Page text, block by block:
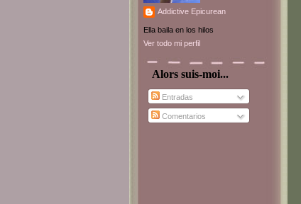
Addictive Epicurean
Ella baila en los hilos
Ver todo mi perfil
Alors suis-moi...
Entradas
Comentarios